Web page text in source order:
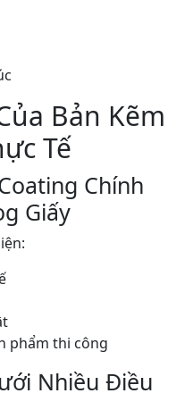
Bản Kẽm
Tế
Chính
Giấy
phẩm thi công
Nhiều Điều